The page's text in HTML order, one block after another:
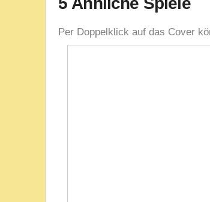
Per Doppelklick auf das Cover